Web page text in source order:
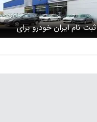
ثبت نام ایران خودرو برای
عرضه محصولات جدید در سال